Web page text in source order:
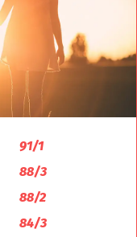
91/1
88/3
88/2
84/3